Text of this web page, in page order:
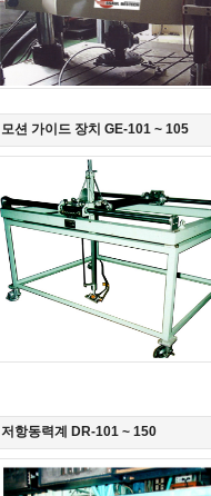
모션 가이드 장치 GE-101 ~ 105
저항동력계 DR-101 ~ 150